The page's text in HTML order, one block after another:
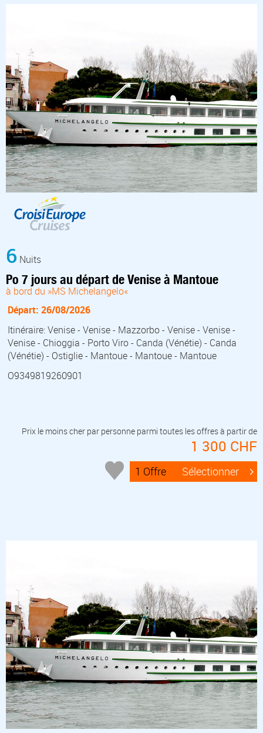
6 Nuits
Po 7 jours au départ de Venise à Mantoue
à bord du »MS Michelangelo«
Départ: 26/08/2026
Itinéraire: Venise - Venise - Mazzorbo - Venise - Venise -
Venise - Chioggia - Porto Viro - Canda (Vénétie) - Canda
(Vénétie) - Ostiglie - Mantoue - Mantoue - Mantoue
O9349819260901
Prix le moins cher par personne parmi toutes les offres à partir de
1 300 CHF
1 Offre Sélectionner